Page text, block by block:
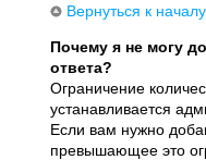
Вернуться к началу
Почему я не могу
ответа?
Ограничение
устанавливается
Если вам нужно
превышающее это